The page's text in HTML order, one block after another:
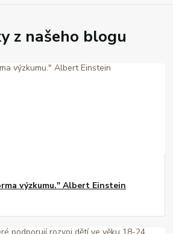
z našeho blogu
výzkumu." Albert Einstein